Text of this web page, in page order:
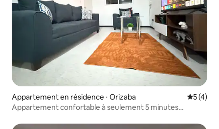
Appartement en résidence ⋅ Orizaba
5 (4)
Appartement confortable à seulement 5 minutes